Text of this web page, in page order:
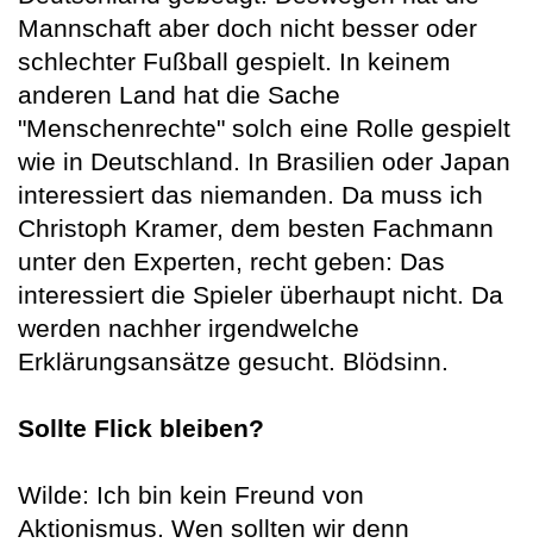
Mannschaft aber doch nicht besser oder
schlechter Fußball gespielt. In keinem
anderen Land hat die Sache
"Menschenrechte" solch eine Rolle gespielt
wie in Deutschland. In Brasilien oder Japan
interessiert das niemanden. Da muss ich
Christoph Kramer, dem besten Fachmann
unter den Experten, recht geben: Das
interessiert die Spieler überhaupt nicht. Da
werden nachher irgendwelche
Erklärungsansätze gesucht. Blödsinn.
Sollte Flick bleiben?
Wilde: Ich bin kein Freund von
Aktionismus. Wen sollten wir denn